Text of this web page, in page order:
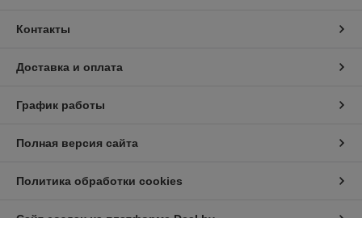
Контакты
Доставка и оплата
График работы
Полная версия сайта
Политика обработки cookies
Сайт создан на платформе Deal.by